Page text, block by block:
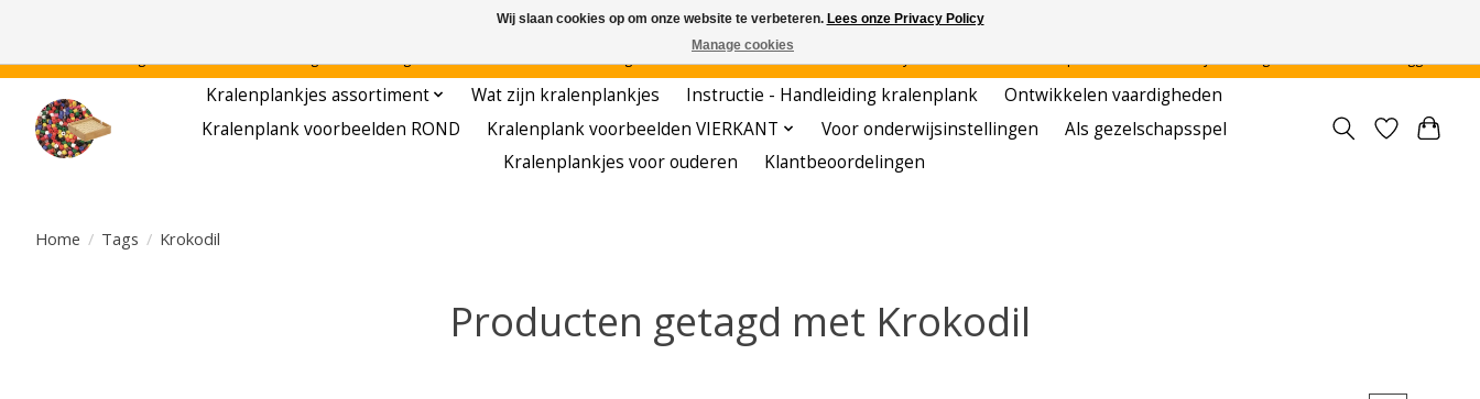
Kralenplankjes assortiment Wat zijn kralenplankjes Instructie - Handleiding kralenplank
Ontwikkelen vaardigheden
Kralenplank voorbeelden ROND
Kralenplank voorbeelden VIERKANT Voor onderwijsinstellingen
Als gezelschapsspel
Kralenplankjes voor ouderen
Klantbeoordelingen
Home / Tags / Krokodil
Producten getagd met Krokodil
Wij slaan cookies op om onze website te verbeteren. Lees onze Privacy Policy
Manage cookies